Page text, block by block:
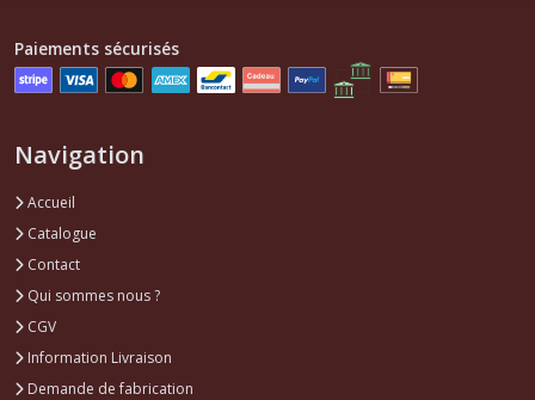
(1)
Mécanique
accessoire
R5
Support
silent
Super5-
R5
Paiements sécurisés
Navigation
Accueil
Catalogue
Contact
Qui sommes nous ?
CGV
Information Livraison
Demande de fabrication